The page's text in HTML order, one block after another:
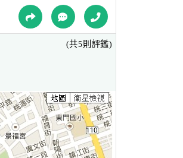
(共5則評鑑)